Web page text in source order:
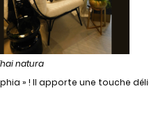
natura
» ! Il apporte une touche